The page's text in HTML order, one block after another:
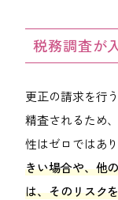
税務調査が
更正の請求を行
精査されるため
性はゼロではあ
きい場合や、他
は、そのリスク